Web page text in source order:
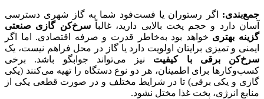
جمع‌بندی: اگر رستوران یا فست‌فود شما به گاز شهری دسترسی
آسان دارد و حجم پخت بالایی دارید، غالباًسرخ‌کن گازی صنعتی
گزینه بهتری خواهد بود به‌خاطر قدرت و صرفه اقتصادی. اما اگر
ایمنی و تمیزی برایتان اولویت دارد یا گاز در محل فراهم نیست، یک
سرخ‌کن برقی با کیفیت نیز می‌تواند جوابگو باشد. برخی
کسب‌وکارها برای اطمینان، هر دو نوع دستگاه را تهیه می‌کنند (یکی
گازی و یکی برقی) تا در شرایط مختلف و در صورت قطعی یکی از
منابع انرژی، پخت غذا مختل نشود.